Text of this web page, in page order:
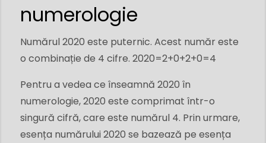
numerologie
Numărul 2020 este puternic. Acest număr este
o combinație de 4 cifre. 2020=2+0+2+0=4
Pentru a vedea ce înseamnă 2020 în
numerologie, 2020 este comprimat într-o
singură cifră, care este numărul 4. Prin urmare,
esența numărului 2020 se bazează pe esența